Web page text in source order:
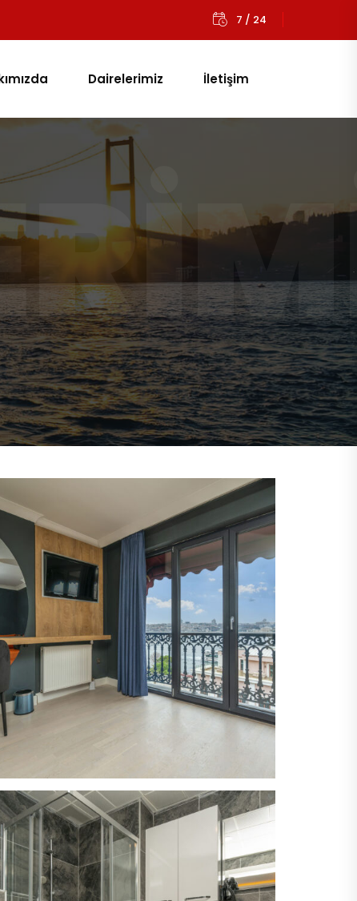
7 / 24
Dairelerimiz İletişim